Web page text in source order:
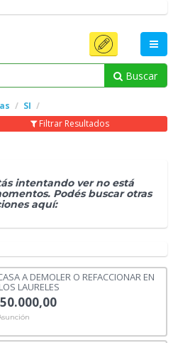
Buscar
SI
Filtrar Resultados
intentando ver no está
Podés buscar otras
aquí:
A DEMOLER O REFACCIONAR EN
LAURELES